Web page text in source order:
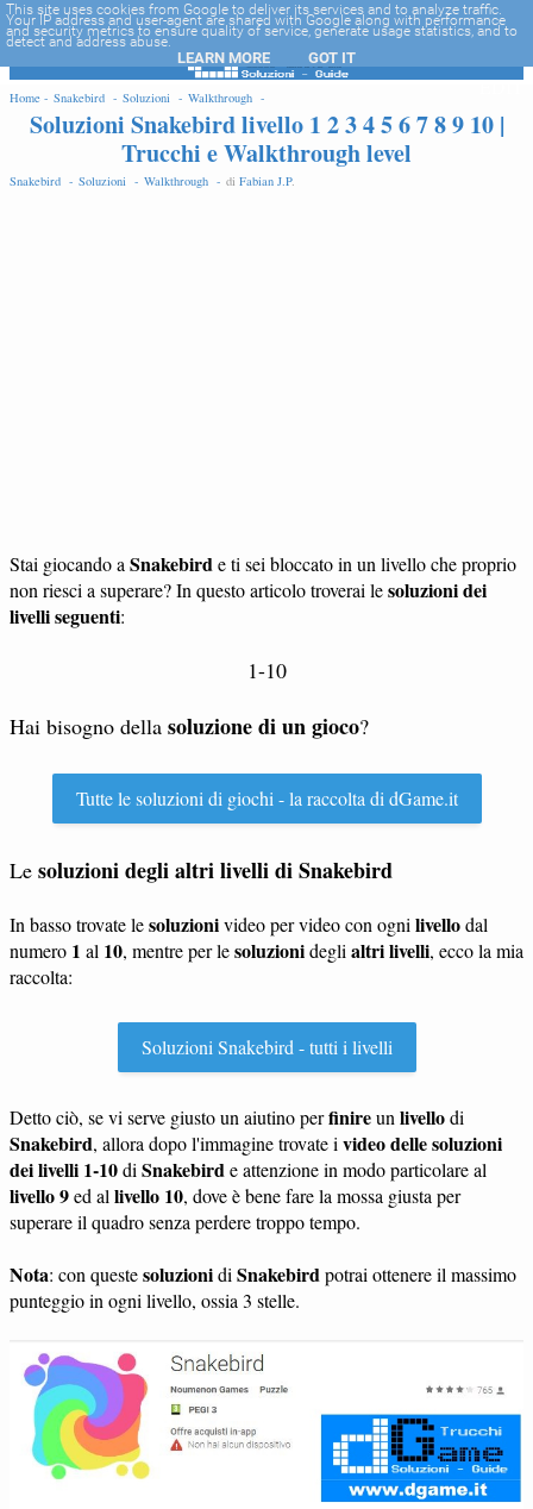
-->
Home - Snakebird - Soluzioni - Walkthrough -
Soluzioni Snakebird livello 1 2 3 4 5 6 7 8 9 10 |
Trucchi e Walkthrough level
Snakebird - Soluzioni - Walkthrough - di Fabian J.P.
Stai giocando a Snakebirde ti sei bloccato in un livello che proprio
non riesci a superare? In questo articolo troverai lesoluzioni dei
livelli seguenti:
1-10
Hai bisogno della soluzione di un gioco?
Tutte le soluzioni di giochi - la raccolta di dGame.it
Le soluzioni degli altri livelli di Snakebird
In basso trovate lesoluzionivideo per video con ogni livellodal
numero 1 al 10, mentre per lesoluzionidegli altri livelli, ecco la mia
raccolta:
Soluzioni Snakebird - tutti i livelli
Detto ciò, se vi serve giusto un aiutino perfinireun livellodi
Snakebird, allora dopo l'immagine trovate i video delle soluzioni
dei livelli 1-10di Snakebirde attenzione in modo particolare al
livello 9ed al livello 10, dove è bene fare la mossa giusta per
superare il quadro senza perdere troppo tempo.
Nota: con questesoluzionidi Snakebirdpotrai ottenere il massimo
punteggio in ogni livello, ossia 3 stelle.
EDIT
This site uses cookies from Google to deliver its services and to analyze traffic.
Your IP address and user-agent are shared with Google along with performance
and security metrics to ensure quality of service, generate usage statistics, and to
detect and address abuse.
LEARN MORE GOT IT